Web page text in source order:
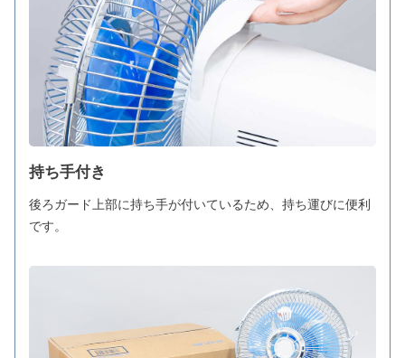
持ち手付き
後ろガード上部に持ち手が付いているため、持ち運びに便利
です。